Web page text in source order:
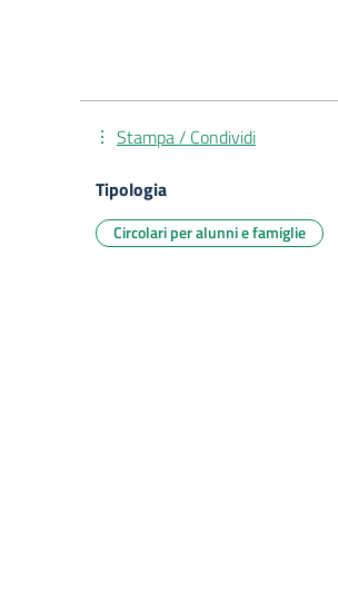
Stampa / Condividi
Tipologia
Circolari per alunni e famiglie